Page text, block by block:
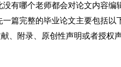
有哪个老师都会对论文内容
篇完整的毕业论文主要包括以
、附录、原创性声明或者授权